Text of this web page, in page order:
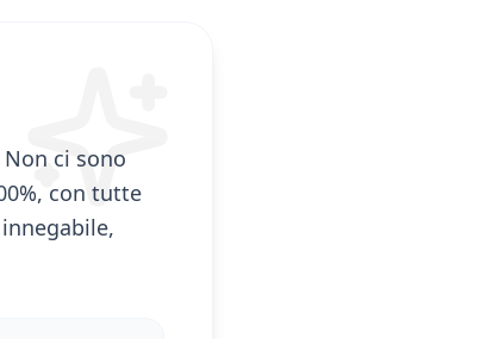
ci sono
con tutte